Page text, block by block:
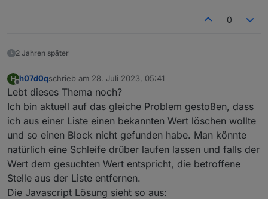
0
2 Jahren später
H
Offline
h07d0qschrieb am 28. Juli 2023, 05:41
zuletzt editiert von
Lebt dieses Thema noch?
Ich bin aktuell auf das gleiche Problem gestoßen, dass
ich aus einer Liste einen bekannten Wert löschen wollte
und so einen Block nicht gefunden habe. Man könnte
natürlich eine Schleife drüber laufen lassen und falls der
Wert dem gesuchten Wert entspricht, die betroffene
Stelle aus der Liste entfernen.
Die Javascript Lösung sieht so aus: